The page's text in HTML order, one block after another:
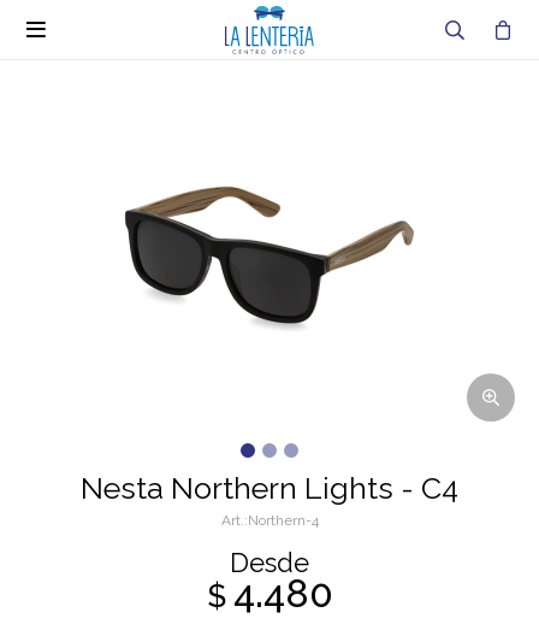

Nesta Northern Lights - C4
Northern-4
Desde
$ 4.480